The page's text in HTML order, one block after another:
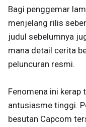
Bagi penggemar
menjelang rilis
judul sebelumnya
mana detail cerita
peluncuran resmi.
Fenomena ini
antusiasme tinggi.
besutan Capcom